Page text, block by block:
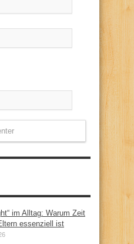
im Alltag: Warum Zeit
essenziell ist